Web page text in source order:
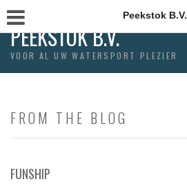
Peekstok B.V.
PEEKSTOK B.V.
VOOR AL UW WATERSPORT PLEZIER
FROM THE BLOG
FUNSHIP